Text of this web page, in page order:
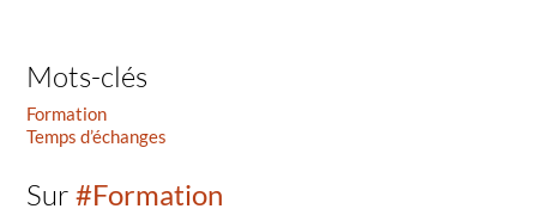
Mots-clés
Formation
Temps d’échanges
Sur#Formation